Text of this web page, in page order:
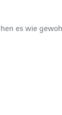
es wie